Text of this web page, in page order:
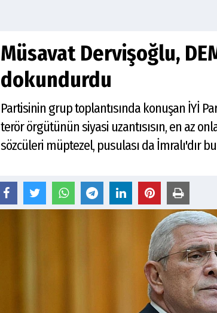
Müsavat Dervişoğlu,
dokundurdu
Partisinin grup toplantısında konuşan İYİ
terör örgütünün siyasi uzantısısın, en az
sözcüleri müptezel, pusulası da İmralı'dır